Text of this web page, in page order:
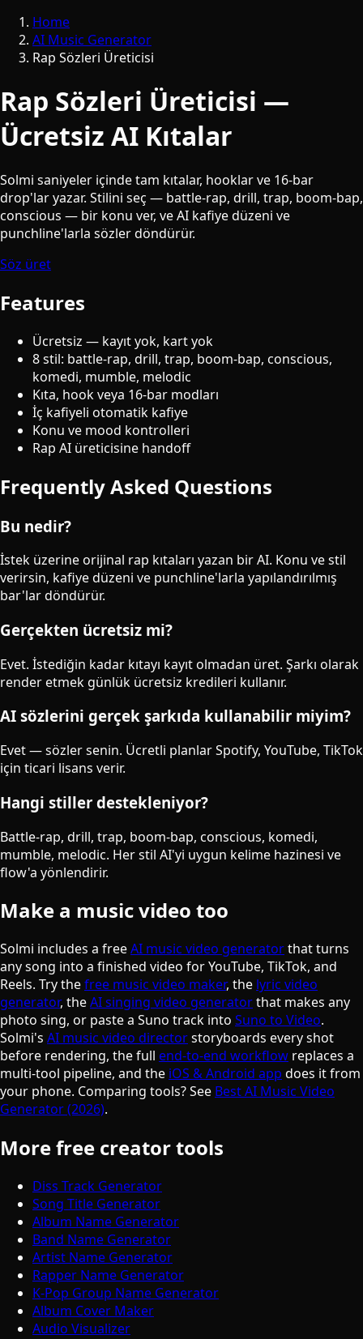
Home
AI Music Generator
Rap Sözleri Üreticisi
Rap Sözleri Üreticisi —
Ücretsiz AI Kıtalar
Solmi saniyeler içinde tam kıtalar, hooklar ve 16-bar
drop'lar yazar. Stilini seç — battle-rap, drill, trap, boom-bap,
conscious — bir konu ver, ve AI kafiye düzeni ve
punchline'larla sözler döndürür.
Söz üret
Features
Ücretsiz — kayıt yok, kart yok
8 stil: battle-rap, drill, trap, boom-bap, conscious,
komedi, mumble, melodic
Kıta, hook veya 16-bar modları
İç kafiyeli otomatik kafiye
Konu ve mood kontrolleri
Rap AI üreticisine handoff
Frequently Asked Questions
Bu nedir?
İstek üzerine orijinal rap kıtaları yazan bir AI. Konu ve stil
verirsin, kafiye düzeni ve punchline'larla yapılandırılmış
bar'lar döndürür.
Gerçekten ücretsiz mi?
Evet. İstediğin kadar kıtayı kayıt olmadan üret. Şarkı olarak
render etmek günlük ücretsiz kredileri kullanır.
AI sözlerini gerçek şarkıda kullanabilir miyim?
Evet — sözler senin. Ücretli planlar Spotify, YouTube, TikTok
için ticari lisans verir.
Hangi stiller destekleniyor?
Battle-rap, drill, trap, boom-bap, conscious, komedi,
mumble, melodic. Her stil AI'yi uygun kelime hazinesi ve
flow'a yönlendirir.
Make a music video too
Solmi includes a freeAI music video generatorthat turns
any song into a finished video for YouTube, TikTok, and
Reels. Try thefree music video maker, the lyric video
generator, theAI singing video generatorthat makes any
photo sing, or paste a Suno track into Suno to Video.
Solmi's AI music video directorstoryboards every shot
before rendering, the full end-to-end workflow replaces a
multi-tool pipeline, and the iOS & Android app does it from
your phone. Comparing tools? See Best AI Music Video
Generator (2026).
More free creator tools
Diss Track Generator
Song Title Generator
Album Name Generator
Band Name Generator
Artist Name Generator
Rapper Name Generator
K-Pop Group Name Generator
Album Cover Maker
Audio Visualizer